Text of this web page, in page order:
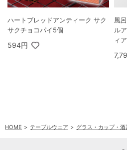
ハートブレッドアンティーク サク
サクチョコパイ5個
594円
風
ル
ィ
枚入
HOME テーブルウェア グラス・カップ・酒